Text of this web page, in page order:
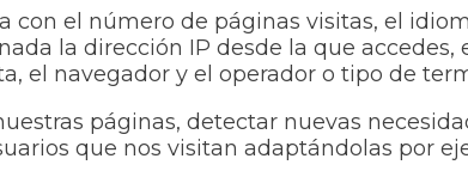
el número de páginas visitas, el
la dirección IP desde la que
el navegador y el operador o tipo de
páginas, detectar nuevas
que nos visitan adaptándolas por